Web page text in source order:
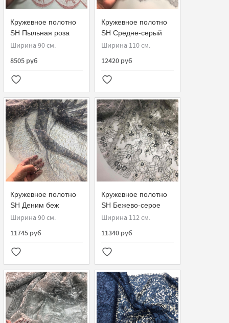
Кружевное полотно
SH Пыльная роза
828541-V
Ширина 90 см.
8505 руб
Кружевное полотно
SH Средне-серый
184760-G
Ширина 110 см.
12420 руб
Кружевное полотно
SH Деним беж
180520-G
Ширина 90 см.
11745 руб
Кружевное полотно
SH Бежево-серое
N34800.2
Ширина 112 см.
11340 руб